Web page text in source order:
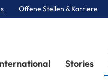
Offene Stellen & Karriere
Stories